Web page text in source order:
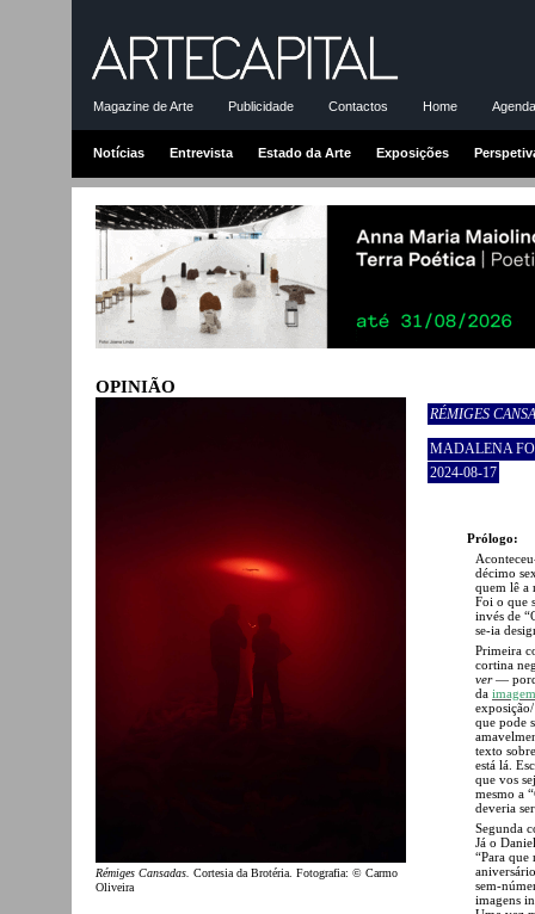
Magazine de Arte Publicidade Contactos Home
Notícias Entrevista Estado da Arte Exposições
OPINIÃO
Rémiges Cansadas. Cortesia da Brotéria. Fotografia: © Carmo
Oliveira
RÉMIGES
MADALENA
2024-08-17
Prólogo:
décimo
quem lê a
Foi o que
invés de
se-ia
Primeira
cortina
ver—
da imagem
que pode
texto
está lá.
que vos
mesmo a
deveria
Segunda
Já o
“Para que
sem-
imagens